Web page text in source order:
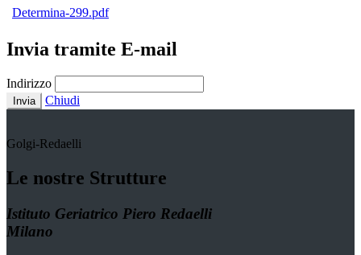
Determina-299.pdf
Invia tramite E-mail
Indirizzo
Invia Chiudi
Golgi-Redaelli
Le nostre Strutture
Istituto Geriatrico Piero Redaelli
Milano